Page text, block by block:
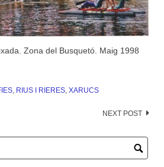
Zona del Busquetó. Maig 1998
, RIUS I RIERES, XARUCS
NEXT POST